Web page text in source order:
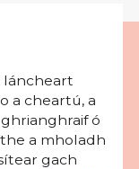
láncheart
a cheartú, a
ó
a mholadh
gach